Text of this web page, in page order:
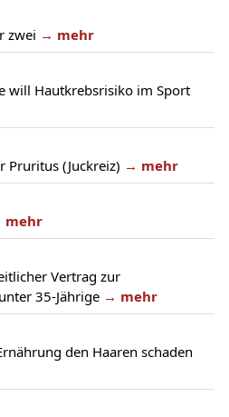
zwei → mehr
will Hautkrebsrisiko im Sport
Pruritus (Juckreiz) → mehr
mehr
Vertrag zur
35-Jährige → mehr
den Haaren schaden